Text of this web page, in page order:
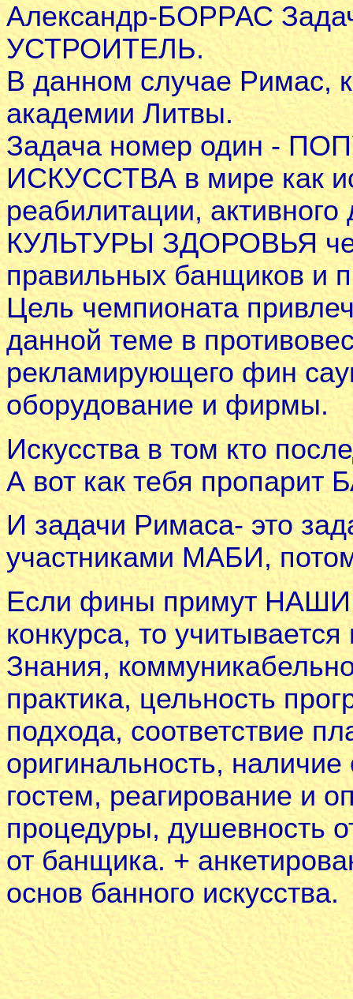
Александр-БОРРАС
УСТРОИТЕЛЬ.
В данном случае Римас,
академии Литвы.
Задача номер один -
ИСКУССТВА в мире как
реабилитации,
КУЛЬТУРЫ ЗДОРОВЬЯ
правильных банщиков и
Цель чемпионата
данной теме в
рекламирующего фин
оборудование и фирмы.
Искусcтва в том кто
А вот как тебя
И задачи Римаса- это
участниками МАБИ,
Если фины примут НАШИ
конкурса, то
Знания,
практика, цельность
подхода, соответствие
оригинальность,
гостем, реагирование и
процедуры, душевность
от банщика. +
основ банного искусства.